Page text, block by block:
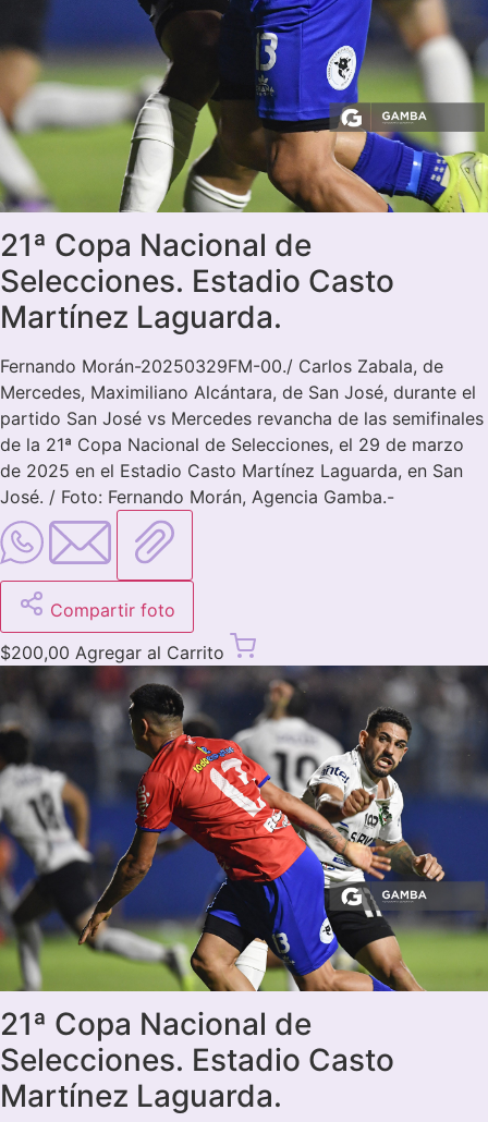
21ª Copa Nacional de
Selecciones. Estadio Casto
Martínez Laguarda.
Fernando Morán-20250329FM-00./ Carlos Zabala, de
Mercedes, Maximiliano Alcántara, de San José, durante el
partido San José vs Mercedes revancha de las semifinales
de la 21ª Copa Nacional de Selecciones, el 29 de marzo
de 2025 en el Estadio Casto Martínez Laguarda, en San
José. / Foto: Fernando Morán, Agencia Gamba.-
Compartir foto
$200,00 Agregar al Carrito
21ª Copa Nacional de
Selecciones. Estadio Casto
Martínez Laguarda.